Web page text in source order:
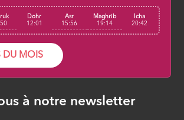
Dohr
12:01
Asr
15:56
Maghrib
19:14
Icha
20:42
DU MOIS
à notre newsletter